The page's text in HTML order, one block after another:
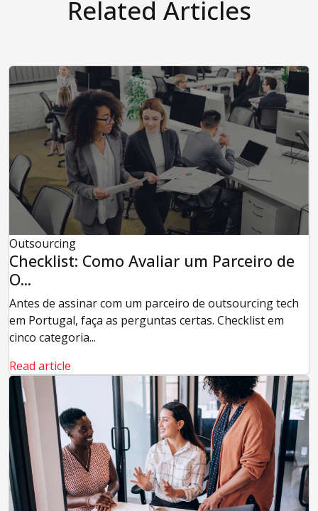
Related Articles
Outsourcing
Checklist: Como Avaliar um Parceiro de
O...
Antes de assinar com um parceiro de outsourcing tech
em Portugal, faça as perguntas certas. Checklist em
cinco categoria...
Read article